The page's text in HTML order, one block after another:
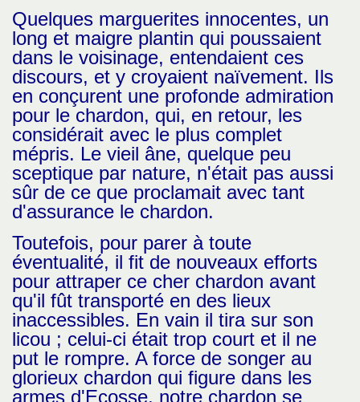
Quelques marguerites innocentes, un
long et maigre plantin qui poussaient
dans le voisinage, entendaient ces
discours, et y croyaient naïvement. Ils
en conçurent une profonde admiration
pour le chardon, qui, en retour, les
considérait avec le plus complet
mépris. Le vieil âne, quelque peu
sceptique par nature, n'était pas aussi
sûr de ce que proclamait avec tant
d'assurance le chardon.
Toutefois, pour parer à toute
éventualité, il fit de nouveaux efforts
pour attraper ce cher chardon avant
qu'il fût transporté en des lieux
inaccessibles. En vain il tira sur son
licou ; celui-ci était trop court et il ne
put le rompre. A force de songer au
glorieux chardon qui figure dans les
armes d'Ecosse, notre chardon se